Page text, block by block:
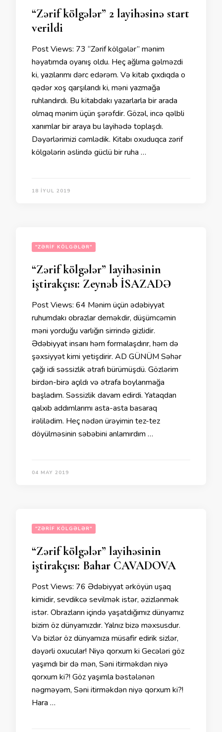
“Zərif kölgələr” 2 layihəsinə start
verildi
Post Views: 73 “Zərif kölgələr” mənim
həyatımda oyanış oldu. Heç ağlıma gəlməzdi
ki, yazılarımı dərc edərəm. Və kitab çıxdıqda o
qədər xoş qarşılandı ki, məni yazmağa
ruhlandırdı. Bu kitabdakı yazarlarla bir arada
olmaq mənim üçün şərəfdir. Gözəl, incə qəlbli
xanımlar bir araya bu layihədə toplaşdı.
Dəyərlərimizi cəmlədik. Kitabı oxuduqca zərif
kölgələrin əslində güclü bir ruha …
18 İYUL 2019
"ZƏRIF KÖLGƏLƏR"
“Zərif kölgələr” layihəsinin
iştirakçısı: Zeynəb İSAZADƏ
Post Views: 64 Mənim üçün ədəbiyyat
ruhumdakı obrazlar deməkdir, düşümcəmin
məni yorduğu varlığın sirrində gizlidir.
Ədəbiyyat insanı həm formalaşdırır, həm də
şəxsiyyət kimi yetişdirir. AD GÜNÜM Səhər
çağı idi səssizlik ətrafı bürümüşdü. Gözlərim
birdən-birə açıldı və ətrafa boylanmağa
başladım. Səssizlik davam edirdi. Yataqdan
qalxıb addımlarımı asta-asta basaraq
irəlilədim. Heç nədən ürəyimin tez-tez
döyülməsinin səbəbini anlamırdım …
04 MAY 2019
"ZƏRIF KÖLGƏLƏR"
“Zərif kölgələr” layihəsinin
iştirakçısı: Bahar CAVADOVA
Post Views: 76 Ədəbiyyat ərköyün uşaq
kimidir, sevdikcə sevilmək istər, əzizlənmək
istər. Obrazların içində yaşatdığımız dünyamız
bizim öz dünyamızdır. Yalnız bizə məxsusdur.
Və bizlər öz dünyamıza müsafir edirik sizlər,
dəyərli oxucular! Niyə qorxum ki Gecələri göz
yaşımdı bir də mən, Səni itirməkdən niyə
qorxum ki?! Göz yaşımla bəstələnən
nəgməyəm, Səni itirməkdən niyə qorxum ki?!
Hara …